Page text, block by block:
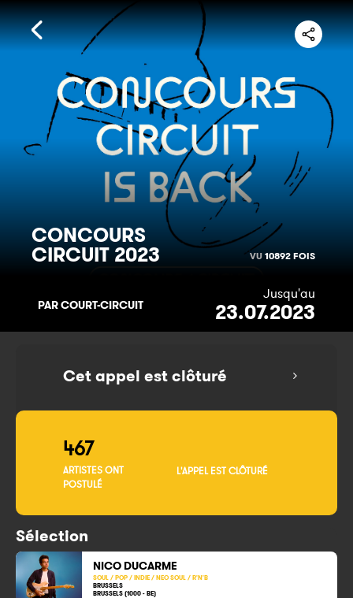
CONCOURS
CIRCUIT2023 VU 10892 FOIS
PAR COURT-CIRCUIT
Jusqu'au
23.07.2023
Cet appel est clôturé
467
ARTISTES ONT
POSTULÉ
L'APPEL EST CLÔTURÉ
Sélection
NICO DUCARME
SOUL / POP / INDIE / NEO SOUL / R'N'B
BRUSSELS
BRUSSELS (1000 - BE)